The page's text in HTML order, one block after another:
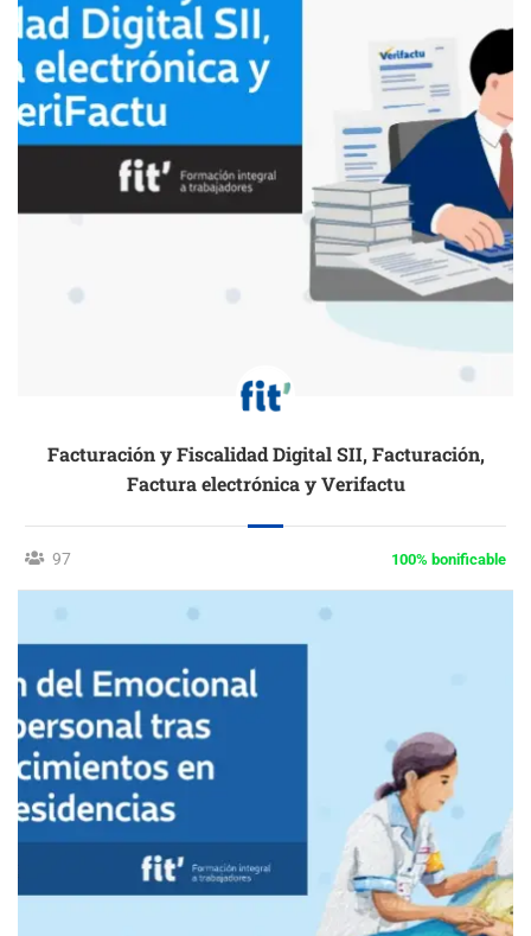
Facturación y Fiscalidad Digital SII, Facturación,
Factura electrónica y Verifactu
97 100% bonificable